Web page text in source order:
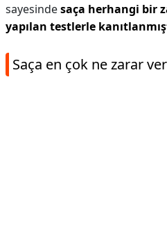
sayesindesaça herhangi bir
yapılan testlerle
Saça en çok ne zarar